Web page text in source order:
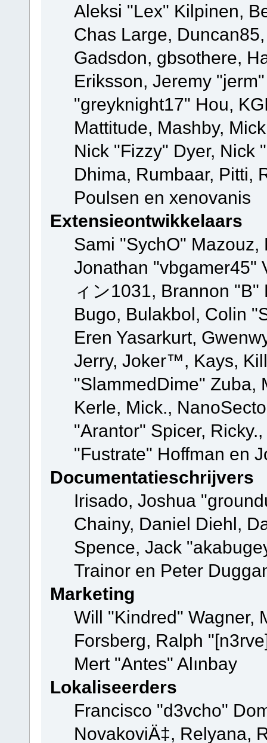
Aleksi "Lex" Kilpinen,
Chas Large,
Gadsdon, gbsothere,
Eriksson, Jeremy
"greyknight17" Hou,
Mattitude, Mashby,
Nick "Fizzy" Dyer, Nick
Dhima, Rumbaar, Pitti,
Poulsen en xenovanis
Extensieontwikkelaars
Sami "SychO"
Jonathan "vbgamer45"
ィン1031, Brannon
Bugo, Bulakbol, Colin
Eren Yasarkurt,
Jerry, Joker™, Kays,
"SlammedDime" Zuba,
Kerle, Mick.,
"Arantor" Spicer,
"Fustrate" Hoffman en
Documentatieschrijvers
Irisado, Joshua
Chainy, Daniel Diehl,
Spence, Jack
Trainor en Peter
Marketing
Will "Kindred" Wagner,
Forsberg, Ralph
Mert "Antes" Alınbay
Lokaliseerders
Francisco "d3vcho"
NovakoviÄ‡, Relyana,